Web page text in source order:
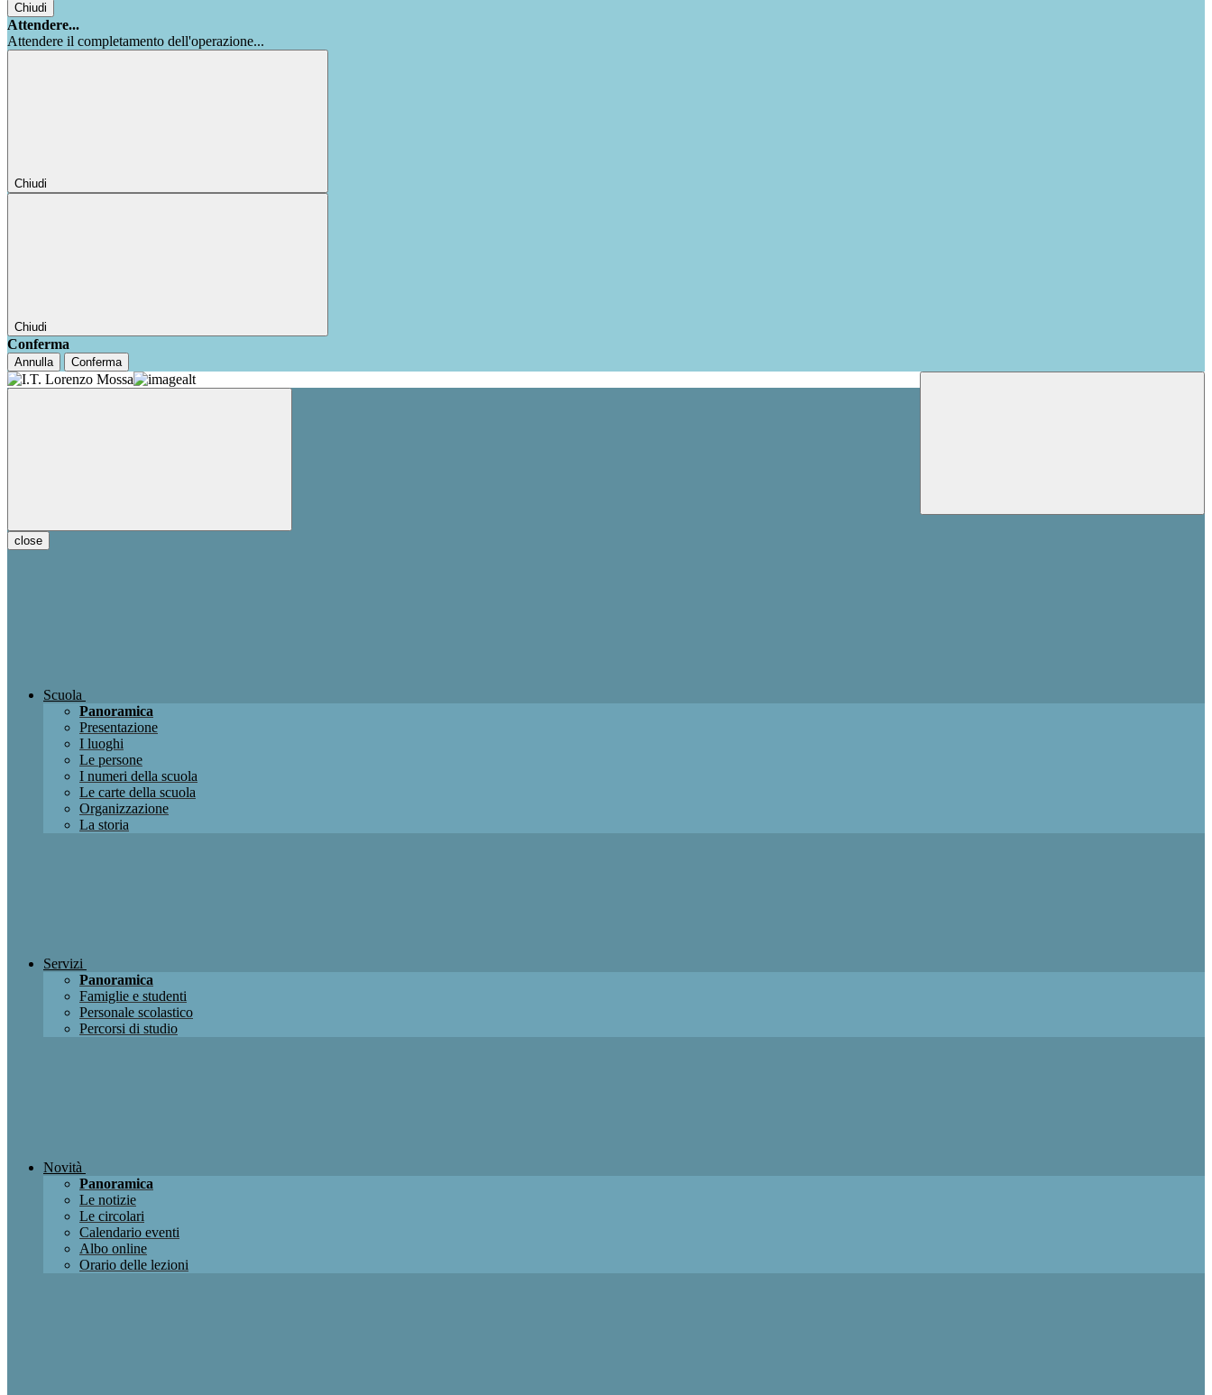
Chiudi
Attendere...
Attendere il completamento dell'operazione...
Chiudi
Chiudi
Conferma
Annulla Conferma
close
Scuola
Panoramica
Presentazione
I luoghi
Le persone
I numeri della scuola
Le carte della scuola
Organizzazione
La storia
Servizi
Panoramica
Famiglie e studenti
Personale scolastico
Percorsi di studio
Novità
Panoramica
Le notizie
Le circolari
Calendario eventi
Albo online
Orario delle lezioni